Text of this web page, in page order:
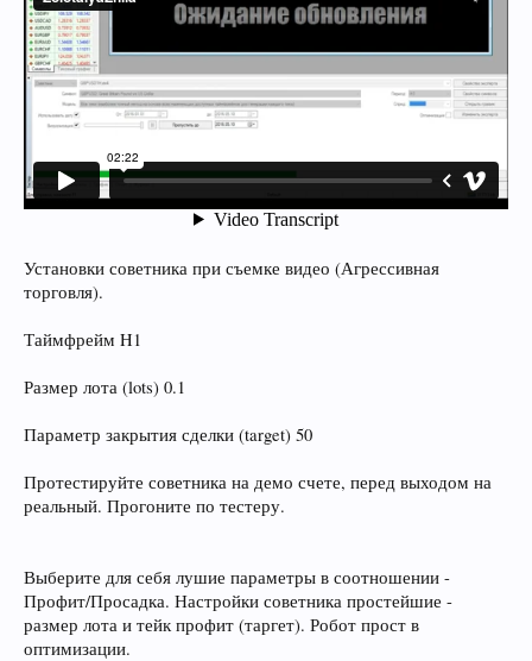
Установки советника при съемке видео (Агрессивная
торговля).
Таймфрейм H1
Размер лота (lots) 0.1
Параметр закрытия сделки (target) 50
Протестируйте советника на демо счете, перед выходом на
реальный. Прогоните по тестеру.
Выберите для себя лушие параметры в соотношении -
Профит/Просадка. Настройки советника простейшие -
размер лота и тейк профит (таргет). Робот прост в
оптимизации.